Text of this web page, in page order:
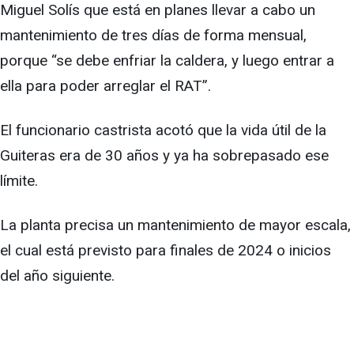
Miguel Solís que está en planes llevar a cabo un
mantenimiento de tres días de forma mensual,
porque “se debe enfriar la caldera, y luego entrar a
ella para poder arreglar el RAT”.
El funcionario castrista acotó que la vida útil de la
Guiteras era de 30 años y ya ha sobrepasado ese
límite.
La planta precisa un mantenimiento de mayor escala,
el cual está previsto para finales de 2024 o inicios
del año siguiente.